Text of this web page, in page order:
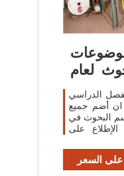
لعام
1428هـ
الدراسي
1428هـ أحببت ان أضم جميع
البحوث في
على
السعر